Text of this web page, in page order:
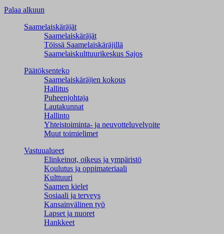
Palaa alkuun
Saamelaiskäräjät
Saamelaiskäräjät
Töissä Saamelaiskäräjillä
Saamelaiskulttuuri­keskus Sajos
Päätöksenteko
Saamelaiskäräjien kokous
Hallitus
Puheenjohtaja
Lautakunnat
Hallinto
Yhteistoiminta- ja neuvotteluvelvoite
Muut toimielimet
Vastuualueet
Elinkeinot, oikeus ja ympäristö
Koulutus ja oppimateriaali
Kulttuuri
Saamen kielet
Sosiaali ja terveys
Kansainvälinen työ
Lapset ja nuoret
Hankkeet